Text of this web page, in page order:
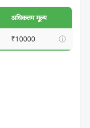
अधिकतम मूल्य
₹10000 ⓘ